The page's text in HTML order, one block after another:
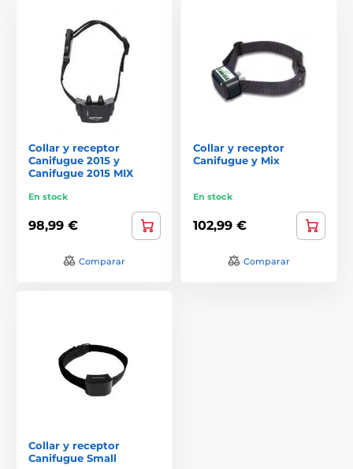
Collar y receptor
Canifugue 2015 y
Canifugue 2015 MIX
En stock
98,99 €
Comparar
Collar y receptor
Canifugue y Mix
En stock
102,99 €
Comparar
Collar y receptor
Canifugue Small